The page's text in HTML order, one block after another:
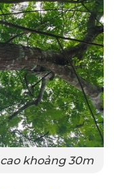
khoảng 30m